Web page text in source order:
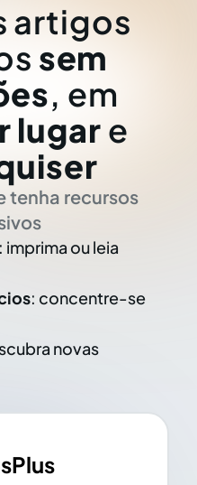
artigos
sem
, em
lugar e
tenha recursos
: imprima ou leia
: concentre-se
novas